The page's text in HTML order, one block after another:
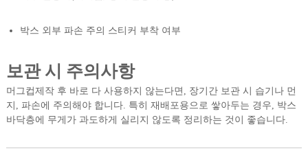
박스 외부 파손 주의 스티커 부착 여부
보관 시 주의사항
머그컵제작 후 바로 다 사용하지 않는다면, 장기간 보관 시 습기나 먼
지, 파손에 주의해야 합니다. 특히 재배포용으로 쌓아두는 경우, 박스
바닥층에 무게가 과도하게 실리지 않도록 정리하는 것이 좋습니다.